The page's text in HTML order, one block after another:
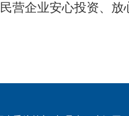
民营企业安心投资、放